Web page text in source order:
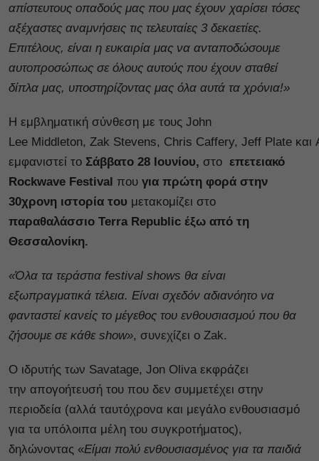
απίστευτους οπαδούς μας που μας έχουν χαρίσει τόσες
αξέχαστες αναμνήσεις τις τελευταίες 3 δεκαετίες.
Επιτέλους, είναι η ευκαιρία μας να ανταποδώσουμε
αυτοπροσώπως σε όλους αυτούς που έχουν σταθεί
δίπλα μας, υποστηρίζοντας μας όλα αυτά τα χρόνια!»
Η εμβληματική σύνθεση με τους John
Lee Middleton, Zak Stevens, Chris Caffery, Jeff Plate και
εμφανιστεί το Σάββατο 28 Ιουνίου, στο επετειακό
Rockwave Festival που για πρώτη φορά στην
30χρονη ιστορία του μετακομίζει στο
παραθαλάσσιο Terra Republic έξω από τη
Θεσσαλονίκη.
«Όλα τα τεράστια festival shows θα είναι
εξωπραγματικά τέλεια. Είναι σχεδόν αδιανόητο να
φανταστεί κανείς το μέγεθος του ενθουσιασμού που θα
ζήσουμε σε κάθε show», συνεχίζει o Zak.
Ο ιδρυτής των Savatage, Jon Oliva εκφράζει
την απογοήτευσή του που δεν συμμετέχει στην
περιοδεία (αλλά ταυτόχρονα και μεγάλο ενθουσιασμό
για τα υπόλοιπα μέλη του συγκροτήματος),
δηλώνοντας «Είμαι πολύ ενθουσιασμένος για τα παιδιά